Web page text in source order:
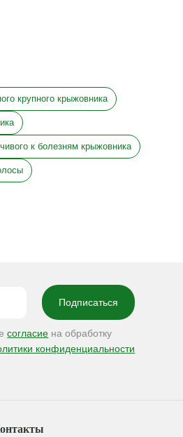
крупного крыжовника
к болезням крыжовника
согласие на обработку
конфиденциальности